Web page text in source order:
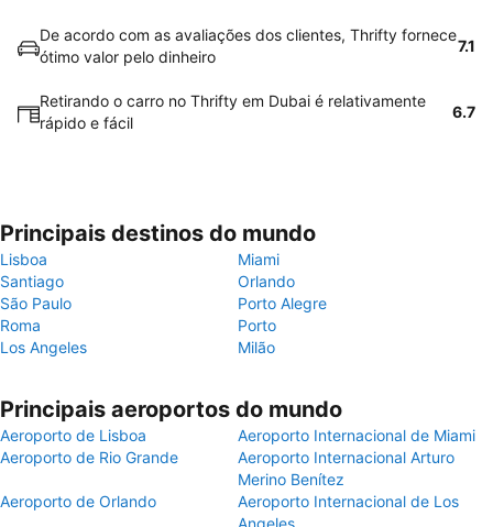
De acordo com as avaliações dos clientes, Thrifty fornece
ótimo valor pelo dinheiro
7.1
Retirando o carro no Thrifty em Dubai é relativamente
rápido e fácil
6.7
Principais destinos do mundo
Lisboa
Miami
Santiago
Orlando
São Paulo
Porto Alegre
Roma
Porto
Los Angeles
Milão
Principais aeroportos do mundo
Aeroporto de Lisboa
Aeroporto Internacional de Miami
Aeroporto de Rio Grande
Aeroporto Internacional Arturo
Merino Benítez
Aeroporto de Orlando
Aeroporto Internacional de Los
Angeles